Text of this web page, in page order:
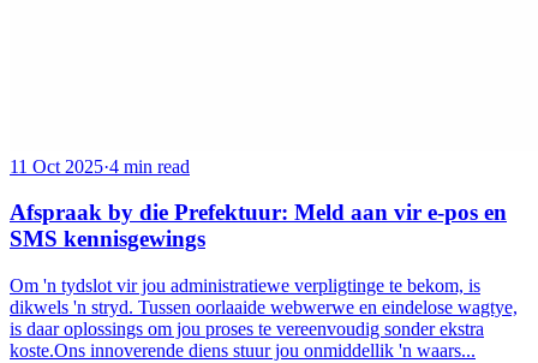
11 Oct 2025·4 min read
Afspraak by die Prefektuur: Meld aan vir e-pos en
SMS kennisgewings
Om 'n tydslot vir jou administratiewe verpligtinge te bekom, is
dikwels 'n stryd. Tussen oorlaaide webwerwe en eindelose wagtye,
is daar oplossings om jou proses te vereenvoudig sonder ekstra
koste.Ons innoverende diens stuur jou onmiddellik 'n waars...